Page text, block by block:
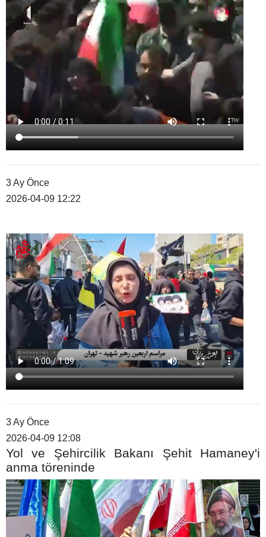
3 Ay Önce
2026-04-09 12:22
3 Ay Önce
2026-04-09 12:08
Yol ve Şehircilik Bakanı Şehit Hamaney'i
anma töreninde